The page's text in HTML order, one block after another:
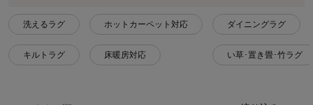
洗えるラグ
キルトラグ
ホットカーペット対応
床暖房対応
ダイニングラグ
い草･置き畳･竹ラグ